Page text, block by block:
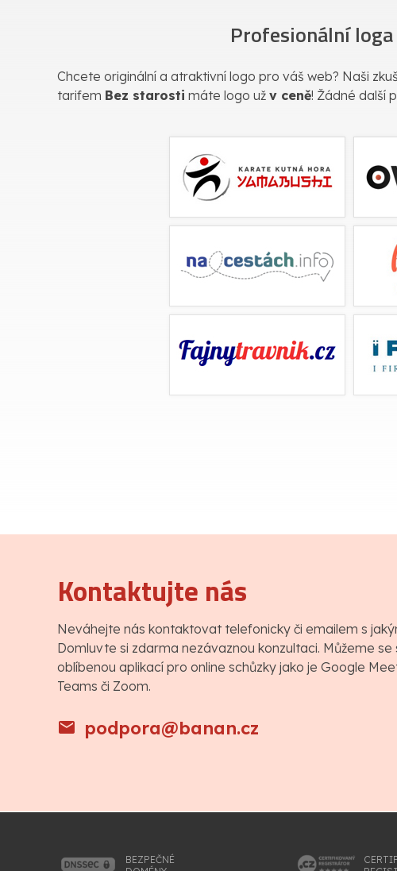
Profesionální
Chcete originální a atraktivní logo pro váš web? Naši
tarifem Bez starosti máte logo už v ceně! Žádné další
Kontaktujte nás
Neváhejte nás kontaktovat telefonicky či emailem s
Domluvte si zdarma nezávaznou konzultaci. Můžeme se
oblíbenou aplikací pro online schůzky jako je Google
Teams či Zoom.
podpora@banan.cz
BEZPEČNÉ